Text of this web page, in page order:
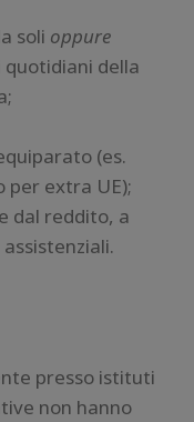
soli oppure
della
(es.
per extra UE);
dal reddito, a
presso istituti
non hanno